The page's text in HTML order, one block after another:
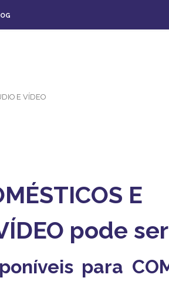
E VÍDEO
E
pode
para